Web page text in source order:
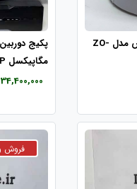
دوربین دام تحت شبکه زومیکس مدل ZO-
مگاپیکسل Pg-115 IP
34,400,000 تومان